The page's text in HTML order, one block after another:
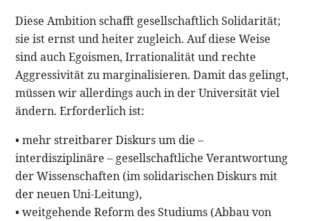
Diese Ambition schafft gesellschaftlich Solidarität;
sie ist ernst und heiter zugleich. Auf diese Weise
sind auch Egoismen, Irrationalität und rechte
Aggressivität zu marginalisieren. Damit das gelingt,
müssen wir allerdings auch in der Universität viel
ändern. Erforderlich ist:
• mehr streitbarer Diskurs um die –
interdisziplinäre – gesellschaftliche Verantwortung
der Wissenschaften (im solidarischen Diskurs mit
der neuen Uni-Leitung),
• weitgehende Reform des Studiums (Abbau von